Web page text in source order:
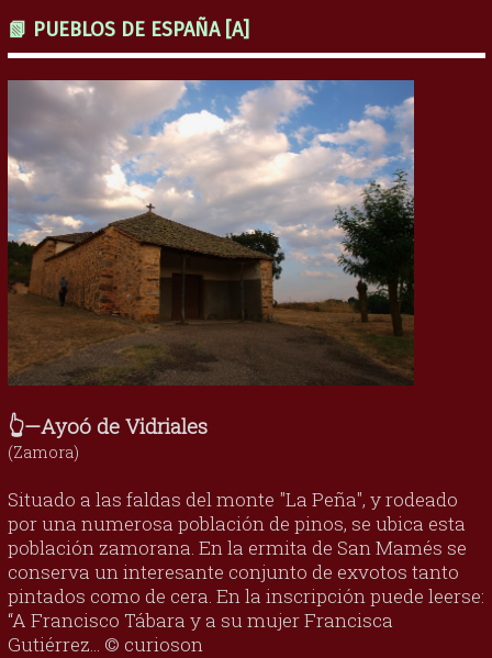
📗 PUEBLOS DE ESPAÑA [A]
👆—Ayoó de Vidriales
(Zamora)
Situado a las faldas del monte "La Peña", y rodeado
por una numerosa población de pinos, se ubica esta
población zamorana. En la ermita de San Mamés se
conserva un interesante conjunto de exvotos tanto
pintados como de cera. En la inscripción puede leerse:
“A Francisco Tábara y a su mujer Francisca
Gutiérrez... © curioson